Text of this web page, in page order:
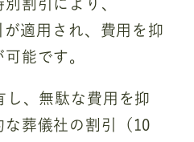
割引により、
適用され、費用を抑
能です。
し、無駄な費用を抑
な葬儀社の割引（10